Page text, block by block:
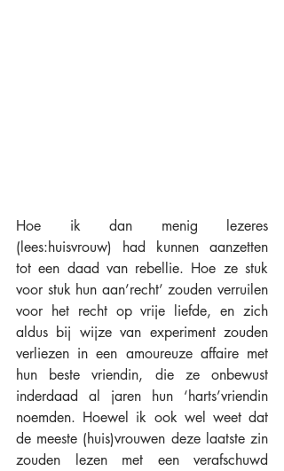
Hoe ik dan menig lezeres
(lees:huisvrouw) had kunnen aanzetten
tot een daad van rebellie. Hoe ze stuk
voor stuk hun aan’recht’ zouden verruilen
voor het recht op vrije liefde, en zich
aldus bij wijze van experiment zouden
verliezen in een amoureuze affaire met
hun beste vriendin, die ze onbewust
inderdaad al jaren hun ‘harts’vriendin
noemden. Hoewel ik ook wel weet dat
de meeste (huis)vrouwen deze laatste zin
zouden lezen met een verafschuwd